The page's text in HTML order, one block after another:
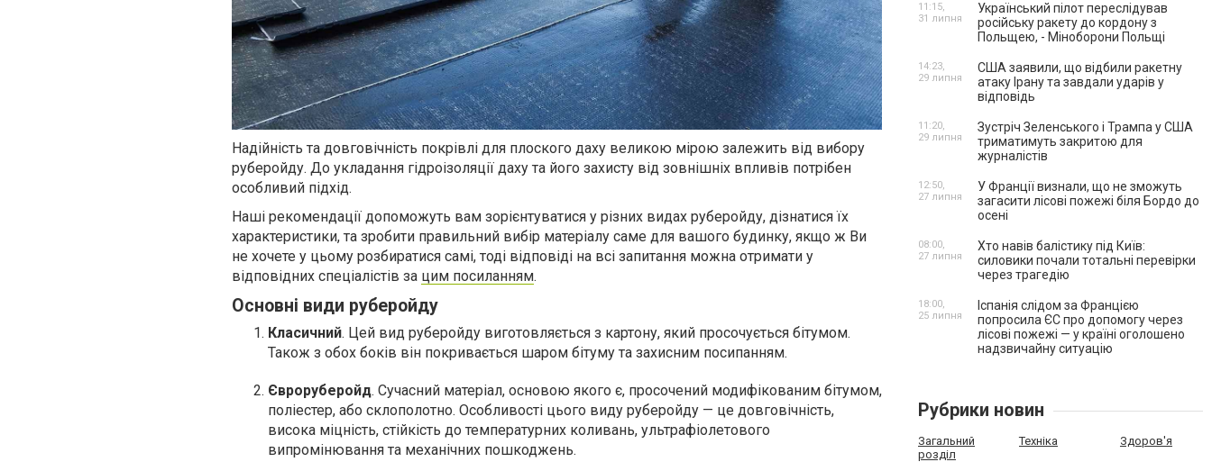
Надійність та довговічність покрівлі для плоского даху великою мірою залежить від вибору
руберойду. До укладання гідроізоляції даху та його захисту від зовнішніх впливів потрібен
особливий підхід.
Наші рекомендації допоможуть вам зорієнтуватися у різних видах руберойду, дізнатися їх
характеристики, та зробити правильний вибір матеріалу саме для вашого будинку, якщо ж Ви
не хочете у цьому розбиратися самі, тоді відповіді на всі запитання можна отримати у
відповідних спеціалістів за цим посиланням.
Основні види руберойду
Класичний. Цей вид руберойду виготовляється з картону, який просочується бітумом.
Також з обох боків він покривається шаром бітуму та захисним посипанням.
Євроруберойд. Сучасний матеріал, основою якого є, просочений модифікованим бітумом,
поліестер, або склополотно. Особливості цього виду руберойду — це довговічність,
висока міцність, стійкість до температурних коливань, ультрафіолетового
випромінювання та механічних пошкоджень.
Український пілот переслідував
російську ракету до кордону з
Польщею, - Міноборони Польщі
11:15,
31 липня
США заявили, що відбили ракетну
атаку Ірану та завдали ударів у
відповідь
14:23,
29 липня
Зустріч Зеленського і Трампа у США
триматимуть закритою для
журналістів
11:20,
29 липня
У Франції визнали, що не зможуть
загасити лісові пожежі біля Бордо до
осені
12:50,
27 липня
Хто навів балістику під Київ:
силовики почали тотальні перевірки
через трагедію
08:00,
27 липня
Іспанія слідом за Францією
попросила ЄС про допомогу через
лісові пожежі — у країні оголошено
надзвичайну ситуацію
18:00,
25 липня
Рубрики новин
Загальний
розділ
Техніка Здоров'я